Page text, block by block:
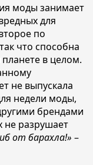
моды занимает
для
по
что способна
в целом.
не выпускала
недели моды,
брендами
не разрушает
от барахла!» –